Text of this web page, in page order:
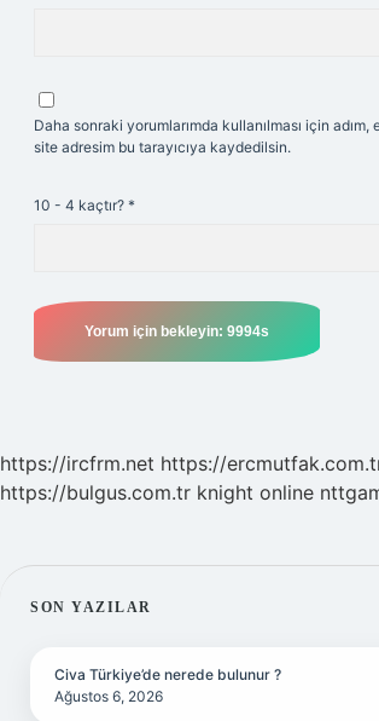
Daha sonraki yorumlarımda kullanılması için
site adresim bu tarayıcıya kaydedilsin.
10 - 4 kaçtır? *
https://ircfrm.net https://
https://bulgus.com.tr knight online
SIDEBAR
SON YAZILAR
Civa Türkiye’de nerede bulunur ?
Ağustos 6, 2026